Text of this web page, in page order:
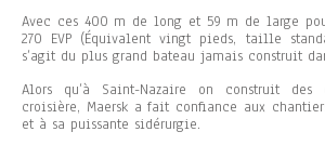
Avec ces 400 m de long et 59 m de large
270 EVP (Équivalent vingt pieds, taille
s’agit du plus grand bateau jamais construit
Alors qu’à Saint-Nazaire on construit des
croisière, Maersk a fait confiance aux
et à sa puissante sidérurgie.